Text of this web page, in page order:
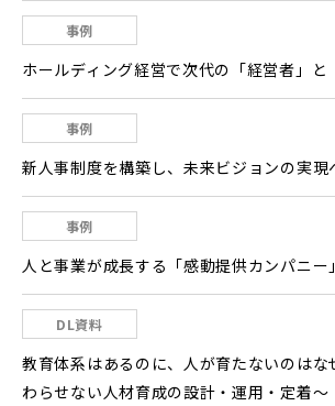
事例
ホールディング経営で次代の「経営者」と
事例
新人事制度を構築し、未来ビジョンの実現
事例
人と事業が成長する「感動提供カンパニー
DL資料
教育体系はあるのに、人が育たないのはな
わらせない人材育成の設計・運用・定着～